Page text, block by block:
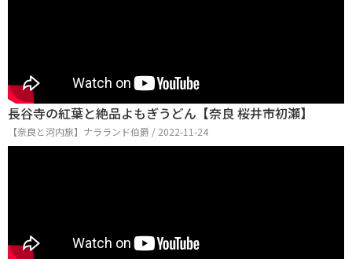
長谷寺の紅葉と絶品よもぎうどん【奈良 桜井市初瀬】
【奈良と河内旅】ナラランド伯爵 / 2022-11-24